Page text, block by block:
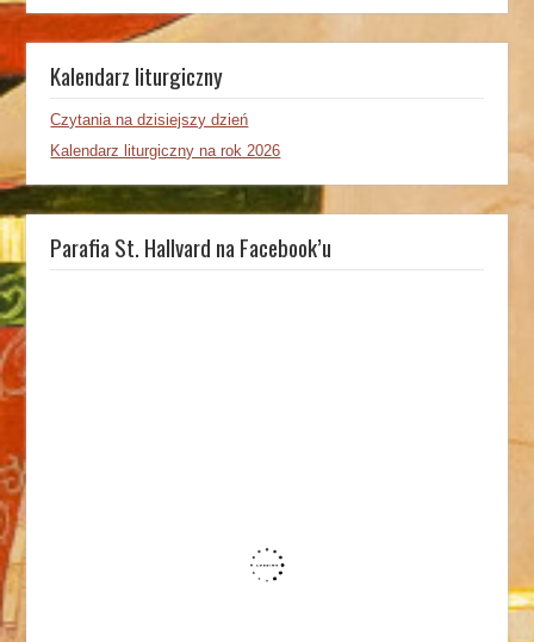
Kalendarz liturgiczny
Czytania na dzisiejszy dzień
Kalendarz liturgiczny na rok 2026
Parafia St. Hallvard na Facebook’u